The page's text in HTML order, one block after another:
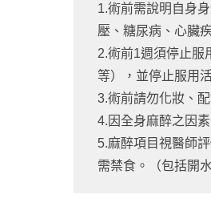
1.術前需說明自身
壓、糖尿病、心臟
2.術前1週須停止服
等），並停止服用
3.術前請勿化妝、
4.因全身麻醉之因
5.麻醉項目視醫師
需禁食。（包括開